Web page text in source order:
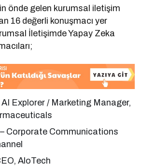
önde gelen kurumsal iletişim
16 değerli konuşmacı yer
İletişimde Yapay Zeka
Explorer / Marketing Manager,
Corporate Communications
AloTech